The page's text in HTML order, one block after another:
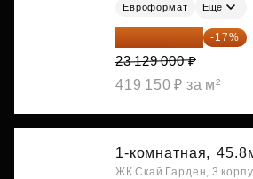
Евроформат Ещё
19 197 070 ₽ -17%
23 129 000 ₽
419 150 ₽ за м²
1-комнатная,
ЖК Скай Гарден, 3